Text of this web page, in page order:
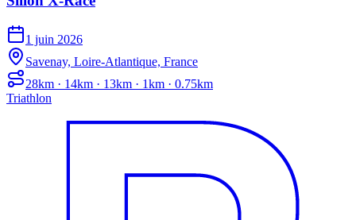
1 juin 2026
Savenay, Loire-Atlantique, France
28km · 14km · 13km · 1km · 0.75km
Triathlon